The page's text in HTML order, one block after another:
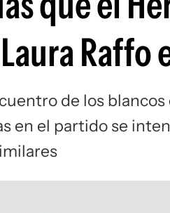
de los
en el partido se